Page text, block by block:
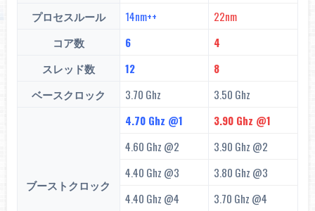
プロセスルール
14nm++
22nm
コア数
6
4
スレッド数
12
8
ベースクロック
3.70 Ghz 3.50 Ghz
ブーストクロック
4.70 Ghz @1
3.90 Ghz @1
4.60 Ghz @2
3.90 Ghz @2
4.40 Ghz @3
3.80 Ghz @3
4.40 Ghz @4
3.70 Ghz @4